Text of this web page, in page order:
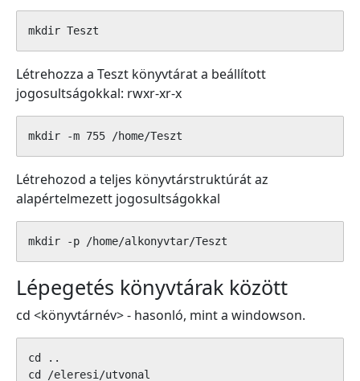
mkdir Teszt
Létrehozza a Teszt könyvtárat a beállított
jogosultságokkal: rwxr-xr-x
mkdir -m 755 /home/Teszt
Létrehozod a teljes könyvtárstruktúrát az
alapértelmezett jogosultságokkal
mkdir -p /home/alkonyvtar/Teszt
Lépegetés könyvtárak között
cd <könyvtárnév> - hasonló, mint a windowson.
cd ..
cd /eleresi/utvonal